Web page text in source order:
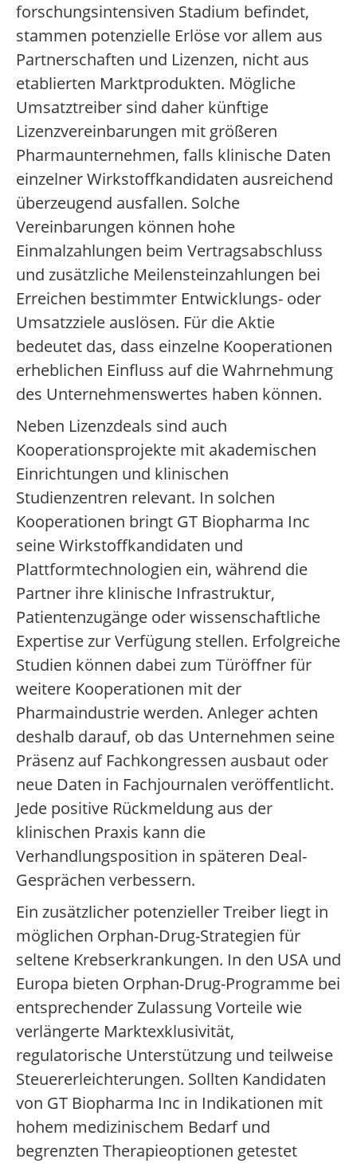
forschungsintensiven Stadium befindet,
stammen potenzielle Erlöse vor allem aus
Partnerschaften und Lizenzen, nicht aus
etablierten Marktprodukten. Mögliche
Umsatztreiber sind daher künftige
Lizenzvereinbarungen mit größeren
Pharmaunternehmen, falls klinische Daten
einzelner Wirkstoffkandidaten ausreichend
überzeugend ausfallen. Solche
Vereinbarungen können hohe
Einmalzahlungen beim Vertragsabschluss
und zusätzliche Meilensteinzahlungen bei
Erreichen bestimmter Entwicklungs- oder
Umsatzziele auslösen. Für die Aktie
bedeutet das, dass einzelne Kooperationen
erheblichen Einfluss auf die Wahrnehmung
des Unternehmenswertes haben können.
Neben Lizenzdeals sind auch
Kooperationsprojekte mit akademischen
Einrichtungen und klinischen
Studienzentren relevant. In solchen
Kooperationen bringt GT Biopharma Inc
seine Wirkstoffkandidaten und
Plattformtechnologien ein, während die
Partner ihre klinische Infrastruktur,
Patientenzugänge oder wissenschaftliche
Expertise zur Verfügung stellen. Erfolgreiche
Studien können dabei zum Türöffner für
weitere Kooperationen mit der
Pharmaindustrie werden. Anleger achten
deshalb darauf, ob das Unternehmen seine
Präsenz auf Fachkongressen ausbaut oder
neue Daten in Fachjournalen veröffentlicht.
Jede positive Rückmeldung aus der
klinischen Praxis kann die
Verhandlungsposition in späteren Deal-
Gesprächen verbessern.
Ein zusätzlicher potenzieller Treiber liegt in
möglichen Orphan-Drug-Strategien für
seltene Krebserkrankungen. In den USA und
Europa bieten Orphan-Drug-Programme bei
entsprechender Zulassung Vorteile wie
verlängerte Marktexklusivität,
regulatorische Unterstützung und teilweise
Steuererleichterungen. Sollten Kandidaten
von GT Biopharma Inc in Indikationen mit
hohem medizinischem Bedarf und
begrenzten Therapieoptionen getestet